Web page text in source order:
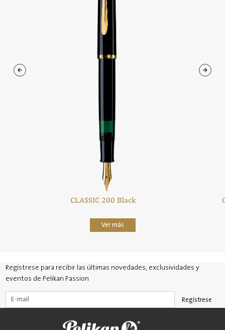
CLASSIC 200 Black
Ver más
Regístrese para recibir las últimas novedades, exclusividades y
eventos de Pelikan Passion
Regístrese